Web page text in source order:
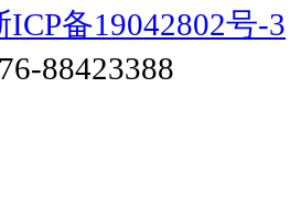
ICP备19042802号-3
88423388